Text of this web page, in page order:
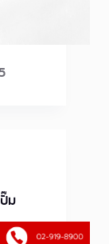
ม